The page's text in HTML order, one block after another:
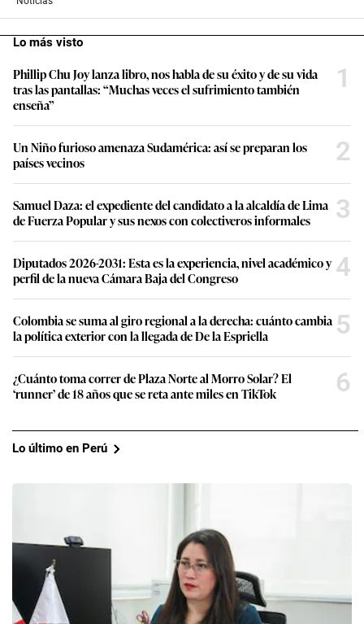
Lo más visto
Phillip Chu Joy lanza libro, nos habla de su éxito y de su vida
tras las pantallas: “Muchas veces el sufrimiento también
enseña”
1
Un Niño furioso amenaza Sudamérica: así se preparan los
países vecinos
2
Samuel Daza: el expediente del candidato a la alcaldía de Lima
de Fuerza Popular y sus nexos con colectiveros informales
3
Diputados 2026-2031: Esta es la experiencia, nivel académico y
perfil de la nueva Cámara Baja del Congreso
4
Colombia se suma al giro regional a la derecha: cuánto cambia
la política exterior con la llegada de De la Espriella
5
¿Cuánto toma correr de Plaza Norte al Morro Solar? El
‘runner’ de 18 años que se reta ante miles en TikTok
6
Lo último en Perú